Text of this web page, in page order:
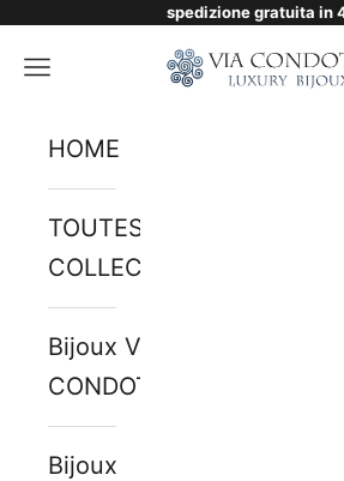
Passer au contenuspedizione gratuita in
Via Condotti
Menu
HOME
TOUTES LES
COLLECTIONS
Bijoux VIA
CONDOTTI
Bijoux